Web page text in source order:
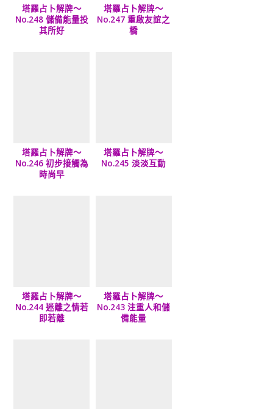
塔羅占卜解牌～
No.248 儲備能量投
其所好
塔羅占卜解牌～
No.247 重啟友誼之
橋
塔羅占卜解牌～
No.246 初步接觸為
時尚早
塔羅占卜解牌～
No.245 淡淡互動
塔羅占卜解牌～
No.244 迷離之情若
即若離
塔羅占卜解牌～
No.243 注重人和儲
備能量